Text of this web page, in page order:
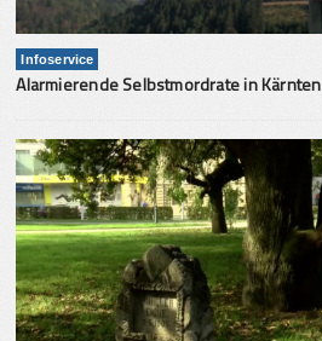
Infoservice
Alarmierende Selbstmordrate in Kärnten